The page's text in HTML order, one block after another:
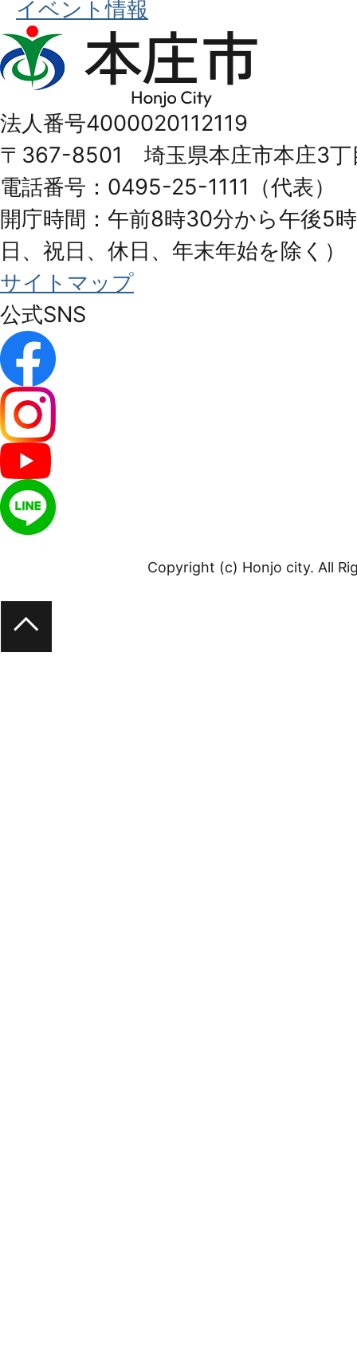
イベント情報
本
庄
Honjo
City
法人番号4000020112119
〒367-8501 埼玉県本庄市本庄3丁
電話番号：0495-25-1111（代表）
開庁時間：午前8時30分から午後5
日、祝日、休日、年末年始を除く）
サイトマップ
公式SNS
Copyright (c) Honjo city. All